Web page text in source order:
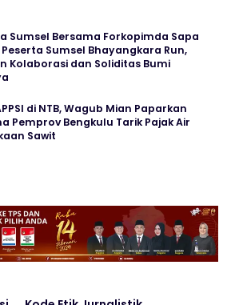
Sumsel Bersama Forkopimda Sapa
Peserta Sumsel Bhayangkara Run,
Kolaborasi dan Soliditas Bumi
di NTB, Wagub Mian Paparkan
Pemprov Bengkulu Tarik Pajak Air
Sawit